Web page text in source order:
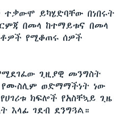
ተቃውሞ ይካሄድባቸው በነበሩት
በመላ ከተማይቱና በመላ
የሚቆጠሩ ሰዎች
ጊዚያዊ መንግስት
ወድማማችነት ነው
ክፍሎች የአስቸኳይ ጊዜ
እላፊ ገደብ ደንግጓል።